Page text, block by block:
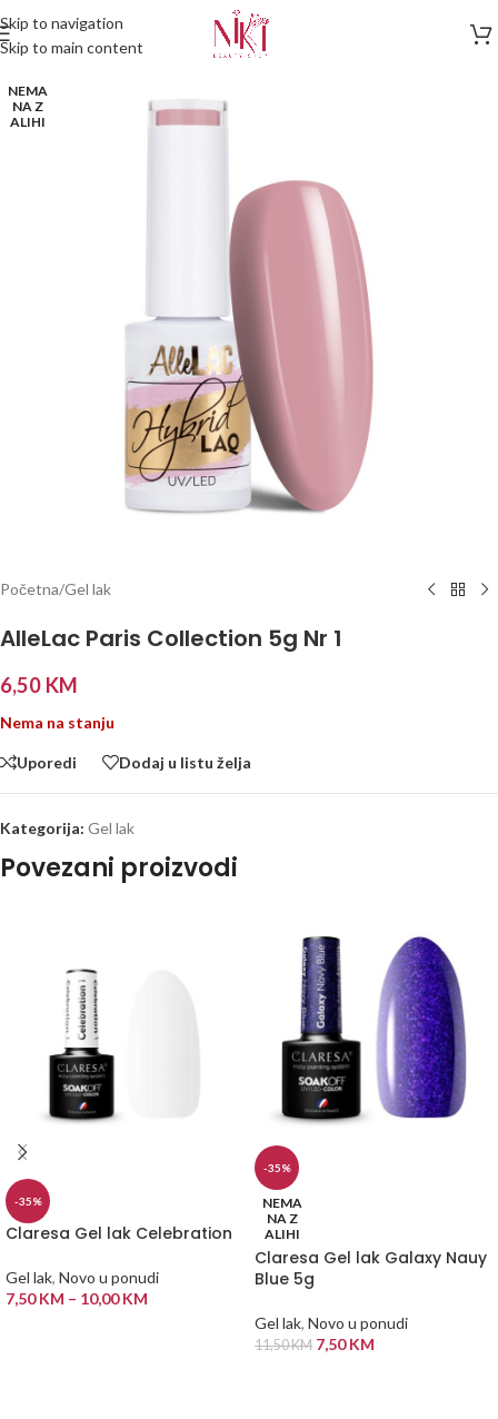
Skip to navigation
Skip to main content
NEMA
NA Z
ALIHI
Početna/Gel lak
AlleLac Paris Collection 5g Nr 1
6,50 KM
Nema na stanju
Uporedi Dodaj u listu želja
Kategorija: Gel lak
Povezani proizvodi
-35%
Claresa Gel lak Celebration
Gel lak, Novo u ponudi
7,50KM – 10,00KM
-35%
NEMA
NA Z
ALIHI
Claresa Gel lak Galaxy Nauy
Blue 5g
Gel lak, Novo u ponudi
11,50KM 7,50KM